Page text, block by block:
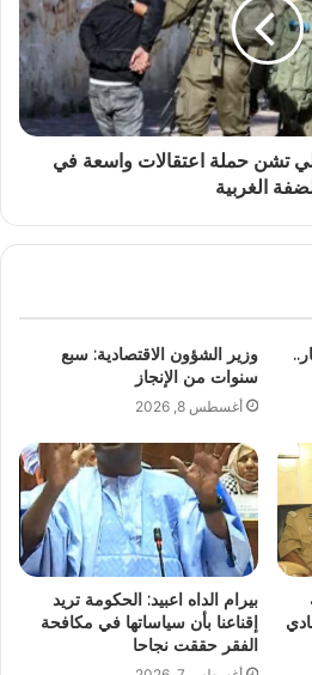
تشن حملة اعتقالات واسعة في
الغربية
وزير الشؤون الاقتصادية: سبع
سنوات من الإنجاز
أغسطس 8, 2026
بيرام الداه اعبيد: الحكومة تريد
إقناعنا بأن سياساتها في مكافحة
الفقر حققت نجاحا